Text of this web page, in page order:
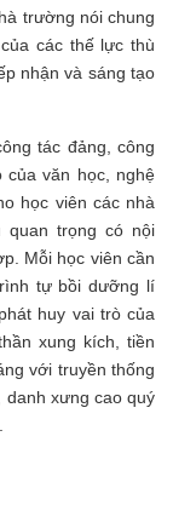
trường nói chung
các thế lực thù
nhận và sáng tạo
tác đảng, công
của văn học, nghệ
học viên các nhà
quan trọng có nội
Mỗi học viên cần
tự bồi dưỡng lí
huy vai trò của
xung kích, tiền
với truyền thống
danh xưng cao quý